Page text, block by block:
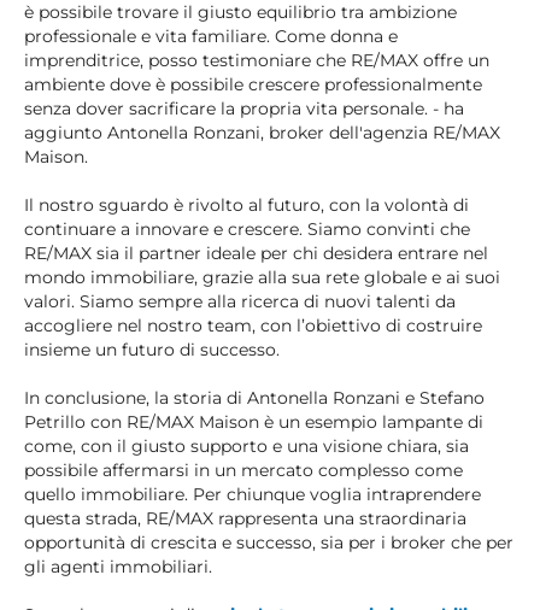
è possibile trovare il giusto equilibrio tra ambizione
professionale e vita familiare. Come donna e
imprenditrice, posso testimoniare che RE/MAX offre un
ambiente dove è possibile crescere professionalmente
senza dover sacrificare la propria vita personale. - ha
aggiunto Antonella Ronzani, broker dell'agenzia RE/MAX
Maison.
Il nostro sguardo è rivolto al futuro, con la volontà di
continuare a innovare e crescere. Siamo convinti che
RE/MAX sia il partner ideale per chi desidera entrare nel
mondo immobiliare, grazie alla sua rete globale e ai suoi
valori. Siamo sempre alla ricerca di nuovi talenti da
accogliere nel nostro team, con l’obiettivo di costruire
insieme un futuro di successo.
In conclusione, la storia di Antonella Ronzani e Stefano
Petrillo con RE/MAX Maison è un esempio lampante di
come, con il giusto supporto e una visione chiara, sia
possibile affermarsi in un mercato complesso come
quello immobiliare. Per chiunque voglia intraprendere
questa strada, RE/MAX rappresenta una straordinaria
opportunità di crescita e successo, sia per i broker che per
gli agenti immobiliari.